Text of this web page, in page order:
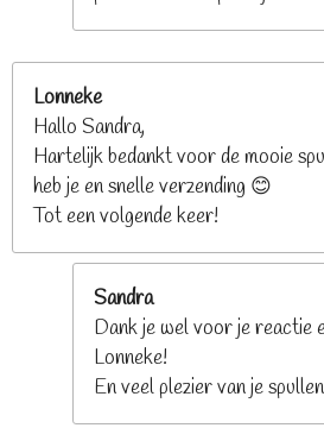
Lonneke
Hallo Sandra,
Hartelijk bedankt voor de mooie
heb je en snelle verzending 😊
Tot een volgende keer!
Sandra
Dank je wel voor je reactie
Lonneke!
En veel plezier van je